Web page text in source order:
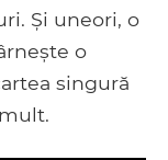
Și uneori, o
o
singură